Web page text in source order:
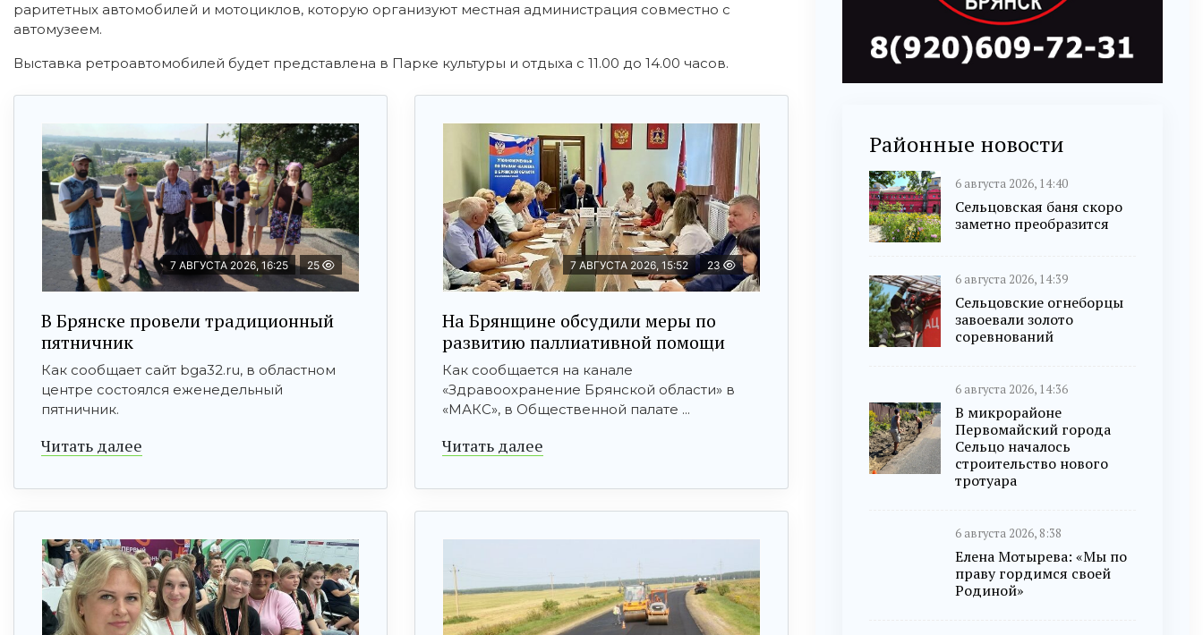
раритетных автомобилей и мотоциклов, которую организуют местная администрация совместно с
автомузеем.
Выставка ретроавтомобилей будет представлена в Парке культуры и отдыха с 11.00 до 14.00 часов.
7 АВГУСТА 2026, 16:25 25
В Брянске провели традиционный
пятничник
Как сообщает сайт bga32.ru, в областном
центре состоялся еженедельный
пятничник.
Читать далее
7 АВГУСТА 2026, 15:52 23
На Брянщине обсудили меры по
развитию паллиативной помощи
Как сообщается на канале
«Здравоохранение Брянской области» в
«МАКС», в Общественной палате ...
Читать далее
Районные новости
6 августа 2026, 14:40
Сельцовская баня скоро
заметно преобразится
6 августа 2026, 14:39
Сельцовские огнеборцы
завоевали золото
соревнований
6 августа 2026, 14:36
В микрорайоне
Первомайский города
Сельцо началось
строительство нового
тротуара
6 августа 2026, 8:38
Елена Мотырева: «Мы по
праву гордимся своей
Родиной»